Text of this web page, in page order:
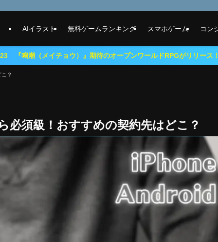
AIイラスト 無料ゲームランキング スマホゲーム コン
）』期待のオープンワールドRPGがリリース！
？
必須級！おすすめの契約先はどこ？